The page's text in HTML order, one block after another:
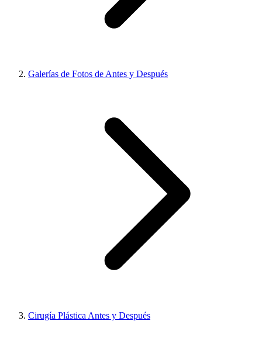
Galerías de Fotos de Antes y Después
Cirugía Plástica Antes y Después